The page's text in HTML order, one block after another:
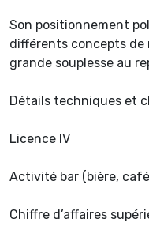
Son positionnement
différents concepts
grande souplesse au
Détails techniques et
Licence IV
Activité bar (bière,
Chiffre d’affaires